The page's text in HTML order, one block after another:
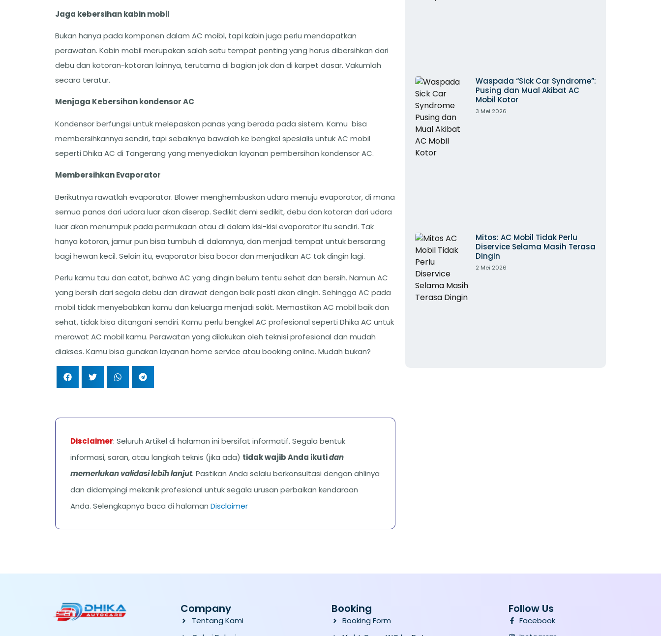
Jaga kebersihan kabin mobil
Bukan hanya pada komponen dalam AC moibl, tapi kabin juga perlu mendapatkan
perawatan. Kabin mobil merupakan salah satu tempat penting yang harus dibersihkan dari
debu dan kotoran-kotoran lainnya, terutama di bagian jok dan di karpet dasar. Vakumlah
secara teratur.
Menjaga Kebersihan kondensor AC
Kondensor berfungsi untuk melepaskan panas yang berada pada sistem. Kamu bisa
membersihkannya sendiri, tapi sebaiknya bawalah ke bengkel spesialis untuk AC mobil
seperti Dhika AC di Tangerang yang menyediakan layanan pembersihan kondensor AC.
Membersihkan Evaporator
Berikutnya rawatlah evaporator. Blower menghembuskan udara menuju evaporator, di mana
semua panas dari udara luar akan diserap. Sedikit demi sedikit, debu dan kotoran dari udara
luar akan menumpuk pada permukaan atau di dalam kisi-kisi evaporator itu sendiri. Tak
hanya kotoran, jamur pun bisa tumbuh di dalamnya, dan menjadi tempat untuk bersarang
bagi hewan kecil. Selain itu, evaporator bisa bocor dan menjadikan AC tak dingin lagi.
Perlu kamu tau dan catat, bahwa AC yang dingin belum tentu sehat dan bersih. Namun AC
yang bersih dari segala debu dan dirawat dengan baik pasti akan dingin. Sehingga AC pada
mobil tidak menyebabkan kamu dan keluarga menjadi sakit. Memastikan AC mobil baik dan
sehat, tidak bisa ditangani sendiri. Kamu perlu bengkel AC profesional seperti Dhika AC untuk
merawat AC mobil kamu. Perawatan yang dilakukan oleh teknisi profesional dan mudah
diakses. Kamu bisa gunakan layanan home service atau booking online. Mudah bukan?
Disclaimer: Seluruh Artikel di halaman ini bersifat informatif. Segala bentuk
informasi, saran, atau langkah teknis (jika ada) tidak wajib Anda ikutidan
memerlukan validasi lebih lanjut. Pastikan Anda selalu berkonsultasi dengan ahlinya
dan didampingi mekanik profesional untuk segala urusan perbaikan kendaraan
Anda. Selengkapnya baca di halaman Disclaimer
Waspada “Sick Car Syndrome”:
Pusing dan Mual Akibat AC
Mobil Kotor
3 Mei 2026
Mitos: AC Mobil Tidak Perlu
Diservice Selama Masih Terasa
Dingin
2 Mei 2026
Company
Tentang Kami
Booking
Booking Form
Follow Us
Facebook